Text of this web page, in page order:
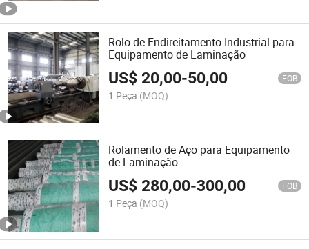
Rolo de Endireitamento Industrial para
Equipamento de Laminação
US$20,00-50,00 FOB
1 Peça (MOQ)
Rolamento de Aço para Equipamento
de Laminação
US$280,00-300,00 FOB
1 Peça (MOQ)